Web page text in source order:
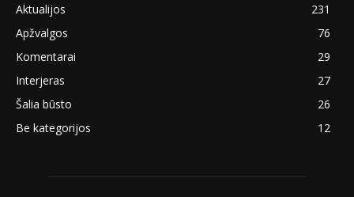
Aktualijos
231
Apžvalgos
76
Komentarai
29
Interjeras
27
Šalia būsto
26
Be kategorijos
12